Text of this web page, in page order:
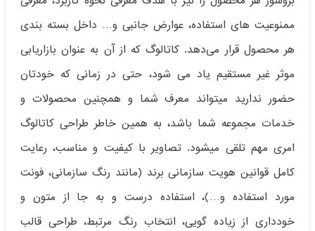
ممنوعیت ‌های استفاده، عوارض جانبی و… داخل بسته‌ بندی
هر محصول قرار می‌دهد. کاتالوگ که از آن به عنوان بازاریابی
موثر غیر مستقیم یاد می شود، حتی در زمانی که خودتان
حضور ندارید میتواند معرف شما و همچنین محصولات و
خدمات مجموعه شما باشد، به همین خاطر طراحی کاتالوگ
امری مهم تلقی میشود. تصاویر با کیفیت و مناسب، رعایت
کامل قوانین هویت سازمانی برند (مانند رنگ سازمانی، فونت
مورد استفاده و…)، استفاده درست و به جا از متون و
خودداری از زیاده گویی، انتخاب رنگ مرتبط، طراحی قالب